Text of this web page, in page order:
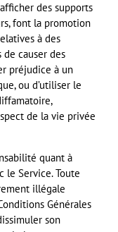
des supports
font la promotion
à des
causer des
préjudice à un
ou d’utiliser le
de la vie privée
quant à
le Service. Toute
illégale
Générales
son